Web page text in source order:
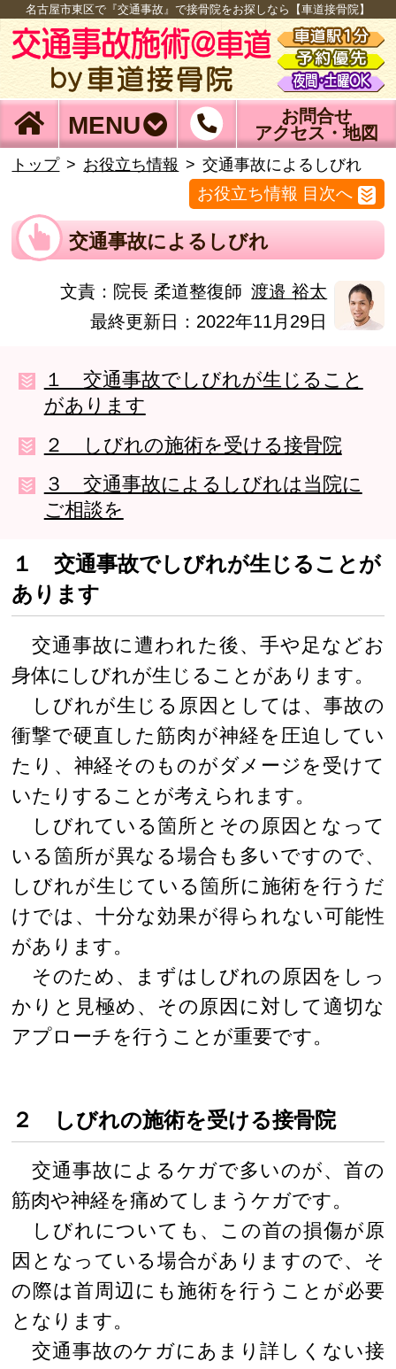
名古屋市東区で『交通事故』で接骨院をお探しなら【車道接骨院】
MENU
お問合せ
アクセス・地図
トップ お役立ち情報 交通事故によるしびれ
お役立ち情報 目次へ
交通事故によるしびれ
文責： 院長 柔道整復師 渡邉 裕太
最終更新日：2022年11月29日
１ 交通事故でしびれが生じること
があります
２ しびれの施術を受ける接骨院
３ 交通事故によるしびれは当院に
ご相談を
１ 交通事故でしびれが生じることが
あります
交通事故に遭われた後、手や足などお
身体にしびれが生じることがあります。
しびれが生じる原因としては、事故の
衝撃で硬直した筋肉が神経を圧迫してい
たり、神経そのものがダメージを受けて
いたりすることが考えられます。
しびれている箇所とその原因となって
いる箇所が異なる場合も多いですので、
しびれが生じている箇所に施術を行うだ
けでは、十分な効果が得られない可能性
があります。
そのため、まずはしびれの原因をしっ
かりと見極め、その原因に対して適切な
アプローチを行うことが重要です。
２ しびれの施術を受ける接骨院
交通事故によるケガで多いのが、首の
筋肉や神経を痛めてしまうケガです。
しびれについても、この首の損傷が原
因となっている場合がありますので、そ
の際は首周辺にも施術を行うことが必要
となります。
交通事故のケガにあまり詳しくない接